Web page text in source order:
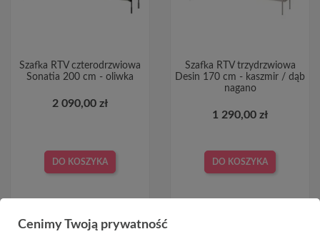
Szafka RTV czterodrzwiowa
Sonatia 200 cm - oliwka
2 090,00 zł
DO KOSZYKA
Szafka RTV trzydrzwiowa
Desin 170 cm - kaszmir / dąb
nagano
1 290,00 zł
DO KOSZYKA
Cenimy Twoją prywatność